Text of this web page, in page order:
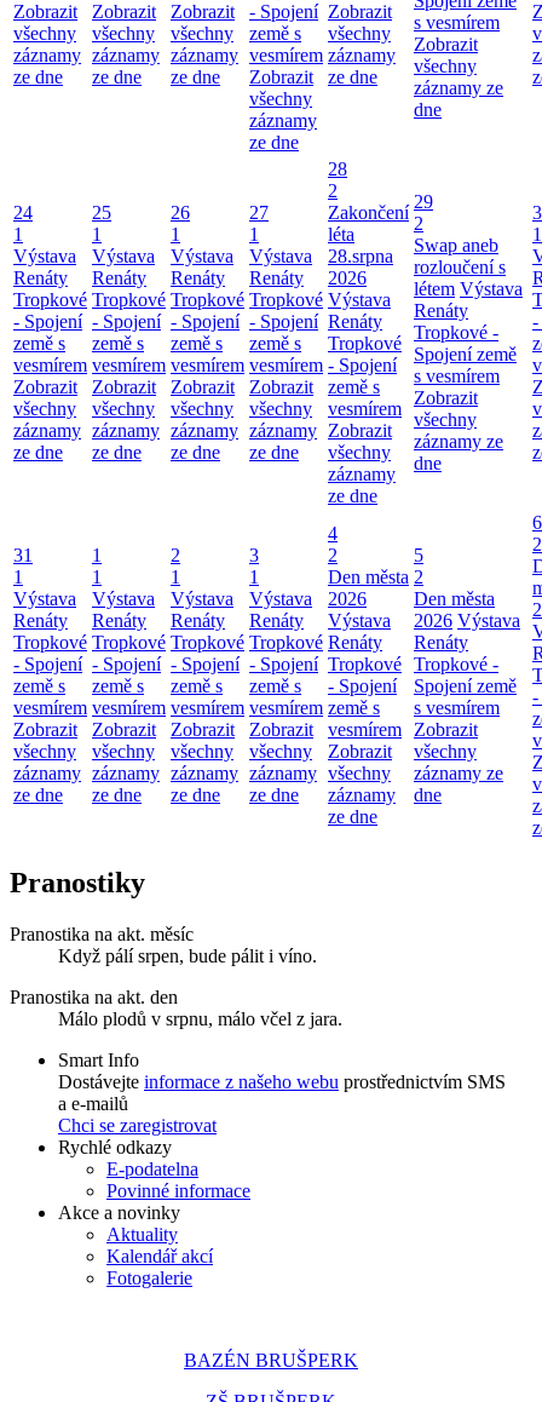
Zobrazit
všechny
záznamy
ze dne
Zobrazit
všechny
záznamy
ze dne
Zobrazit
všechny
záznamy
ze dne
- Spojení
země s
vesmírem
Zobrazit
všechny
záznamy
ze dne
Zobrazit
všechny
záznamy
ze dne
s vesmírem
Zobrazit
všechny
záznamy ze
dne
24
1
Výstava
Renáty
Tropkové
- Spojení
země s
vesmírem
Zobrazit
všechny
záznamy
ze dne
25
1
Výstava
Renáty
Tropkové
- Spojení
země s
vesmírem
Zobrazit
všechny
záznamy
ze dne
26
1
Výstava
Renáty
Tropkové
- Spojení
země s
vesmírem
Zobrazit
všechny
záznamy
ze dne
27
1
Výstava
Renáty
Tropkové
- Spojení
země s
vesmírem
Zobrazit
všechny
záznamy
ze dne
28
2
Zakončení
léta
28.srpna
2026
Výstava
Renáty
Tropkové
- Spojení
země s
vesmírem
Zobrazit
všechny
záznamy
ze dne
29
2
Swap aneb
rozloučení s
létem Výstava
Renáty
Tropkové -
Spojení země
s vesmírem
Zobrazit
všechny
záznamy ze
dne
1
-
31
1
Výstava
Renáty
Tropkové
- Spojení
země s
vesmírem
Zobrazit
všechny
záznamy
ze dne
1
1
Výstava
Renáty
Tropkové
- Spojení
země s
vesmírem
Zobrazit
všechny
záznamy
ze dne
2
1
Výstava
Renáty
Tropkové
- Spojení
země s
vesmírem
Zobrazit
všechny
záznamy
ze dne
3
1
Výstava
Renáty
Tropkové
- Spojení
země s
vesmírem
Zobrazit
všechny
záznamy
ze dne
4
2
Den města
2026
Výstava
Renáty
Tropkové
- Spojení
země s
vesmírem
Zobrazit
všechny
záznamy
ze dne
5
2
Den města
2026 Výstava
Renáty
Tropkové -
Spojení země
s vesmírem
Zobrazit
všechny
záznamy ze
dne
6
2
-
Pranostiky
Pranostika na akt. měsíc
Když pálí srpen, bude pálit i víno.
Pranostika na akt. den
Málo plodů v srpnu, málo včel z jara.
Smart Info
Dostávejte informace z našeho webu prostřednictvím SMS
a e-mailů
Chci se zaregistrovat
Rychlé odkazy
E-podatelna
Povinné informace
Akce a novinky
Aktuality
Kalendář akcí
Fotogalerie
BAZÉN BRUŠPERK